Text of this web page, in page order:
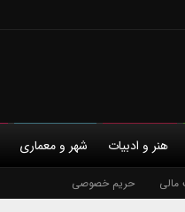
حریم خصوصی
هنر و ادبیات شهر و معماری